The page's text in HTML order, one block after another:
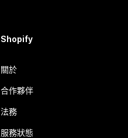
Shopify
關於
合作夥伴
法務
服務狀態